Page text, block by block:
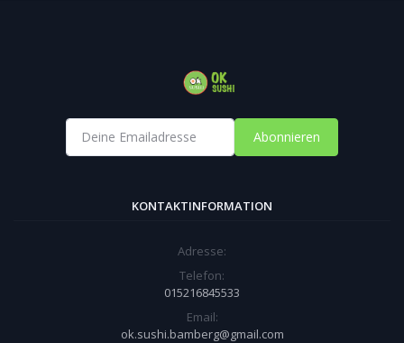
Abonnieren
KONTAKTINFORMATION
Adresse:
Telefon:
015216845533
Email:
ok.sushi.bamberg@gmail.com